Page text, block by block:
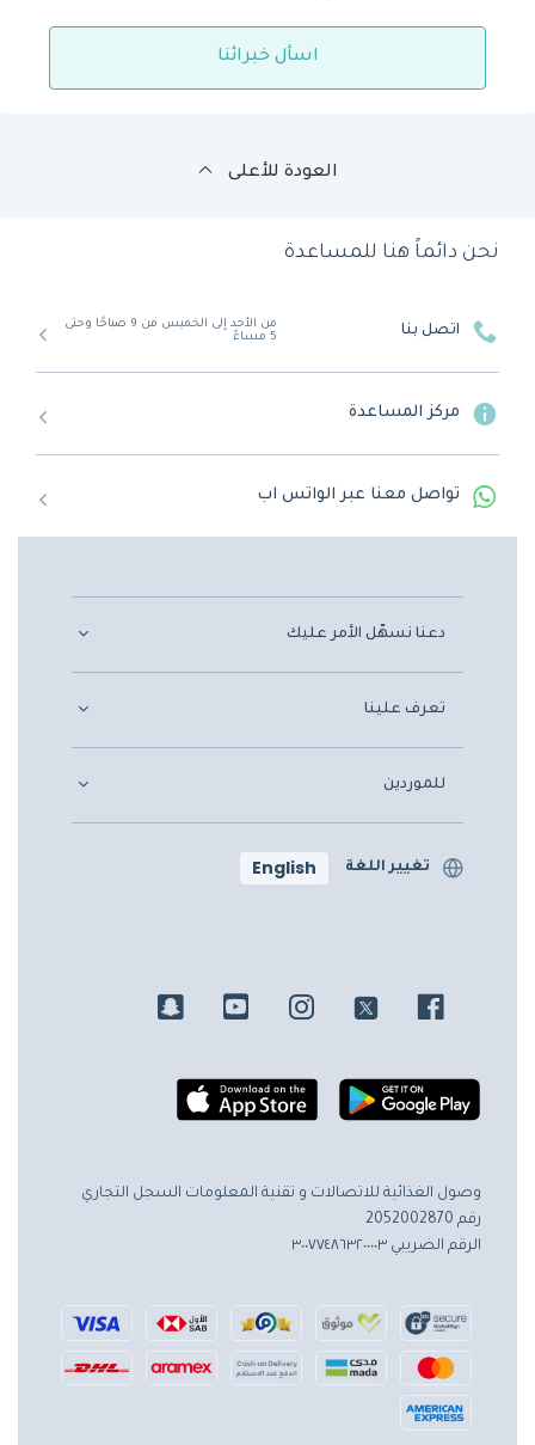
اسأل خبرائنا
العودة للأعلى
نحن دائماً هنا للمساعدة
اتصل بنا
من الأحد إلى الخميس من 9 صباحًا وحتى
5 مساءً
مركز المساعدة
تواصل معنا عبر الواتس اب
دعنا نسهّل الأمر عليك
تعرف علينا
للموردين
تغيير اللغة English
وصول الغذائية للاتصالات و تقنية المعلومات السجل التجاري
رقم 2052002870
الرقم الضريبي ٣٠٠٧٧٤٨٦٣٢٠٠٠٠٣